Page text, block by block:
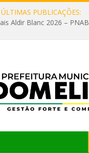
ÚLTIMAS PUBLICAÇÕES:
Aldir Blanc 2026 – PNAB